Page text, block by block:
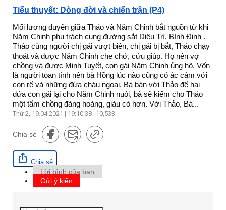
Tiểu thuyết: Dòng đời và chiến trận (P4)
Mối lương duyên giữa Thảo và Năm Chinh bắt nguồn từ khi
Năm Chinh phụ trách cung đường sắt Diêu Trì, Bình Định .
Thảo cùng người chị gái vượt biên, chị gái bị bắt, Thảo chạy
thoát và được Năm Chinh che chở, cứu giúp. Họ nên vợ
chồng và được Minh Tuyết, con gái Năm Chinh ủng hộ. Vốn
là người toan tính nên bà Hồng lúc nào cũng có ác cảm với
con rể và những đứa cháu ngoại. Bà bàn với Thảo để hai
đứa con gái lại cho Năm Chinh nuôi, bà sẽ kiếm cho Thảo
một tấm chồng đàng hoàng, giàu có hơn. Với Thảo, Bà...
Thứ 2, 19.04.2021 | 19:10:38 10,533
Chia sẻ
Chia sẻ
Lời bình của bạn
Gửi ý kiến